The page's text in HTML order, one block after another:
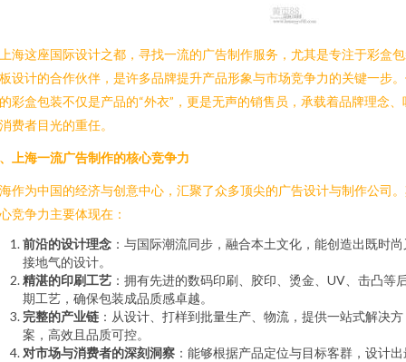
海这座国际设计之都，寻找一流的广告制作服务，尤其是专注于彩盒
设计的合作伙伴，是许多品牌提升产品形象与市场竞争力的关键一步
彩盒包装不仅是产品的“外衣”，更是无声的销售员，承载着品牌理念、
费者目光的重任。
上海一流广告制作的核心竞争力
作为中国的经济与创意中心，汇聚了众多顶尖的广告设计与制作公司
竞争力主要体现在：
前沿的设计理念 ：与国际潮流同步，融合本土文化，能创造出既时尚
接地气的设计。
精湛的印刷工艺 ：拥有先进的数码印刷、胶印、烫金、UV、击凸等
期工艺，确保包装成品质感卓越。
完整的产业链 ：从设计、打样到批量生产、物流，提供一站式解决方
案，高效且品质可控。
对市场与消费者的深刻洞察 ：能够根据产品定位与目标客群，设计